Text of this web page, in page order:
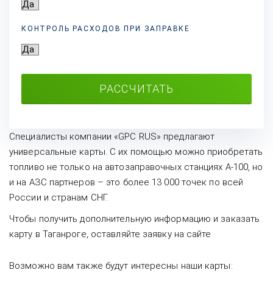
КОНТРОЛЬ РАСХОДОВ ПРИ ЗАПРАВКЕ
РАССЧИТАТЬ
Специалисты компании «GPC RUS» предлагают
универсальные карты. С их помощью можно приобретать
топливо не только на автозаправочных станциях А-100, но
и на АЗС партнеров – это более 13 000 точек по всей
России и странам СНГ.
Чтобы получить дополнительную информацию и заказать
карту в Таганроге, оставляйте заявку на сайте
Возможно вам также будут интересны наши карты: